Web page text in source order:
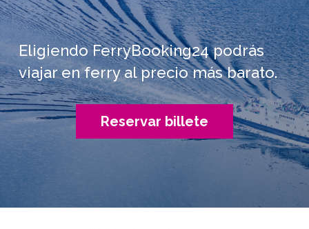
Eligiendo FerryBooking24 podrás
viajar en ferry al precio más barato.
Reservar billete